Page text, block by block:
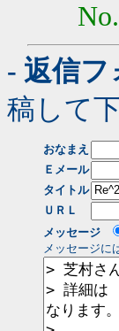
- 返信フ
稿して
おなまえ
Ｅメール
タイトル
ＵＲＬ
メッセージ
メッセージに